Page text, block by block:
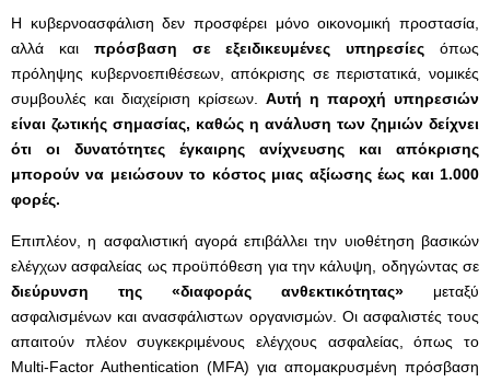
Η κυβερνοασφάλιση δεν προσφέρει μόνο οικονομική προστασία,
αλλά και πρόσβαση σε εξειδικευμένες υπηρεσίες όπως
πρόληψης κυβερνοεπιθέσεων, απόκρισης σε περιστατικά, νομικές
συμβουλές και διαχείριση κρίσεων. Αυτή η παροχή υπηρεσιών
είναι ζωτικής σημασίας, καθώς η ανάλυση των ζημιών δείχνει
ότι οι δυνατότητες έγκαιρης ανίχνευσης και απόκρισης
μπορούν να μειώσουν το κόστος μιας αξίωσης έως και 1.000
φορές.
Επιπλέον, η ασφαλιστική αγορά επιβάλλει την υιοθέτηση βασικών
ελέγχων ασφαλείας ως προϋπόθεση για την κάλυψη, οδηγώντας σε
διεύρυνση της «διαφοράς ανθεκτικότητας» μεταξύ
ασφαλισμένων και ανασφάλιστων οργανισμών. Οι ασφαλιστές τους
απαιτούν πλέον συγκεκριμένους ελέγχους ασφαλείας, όπως το
Multi-Factor Authentication (MFA) για απομακρυσμένη πρόσβαση